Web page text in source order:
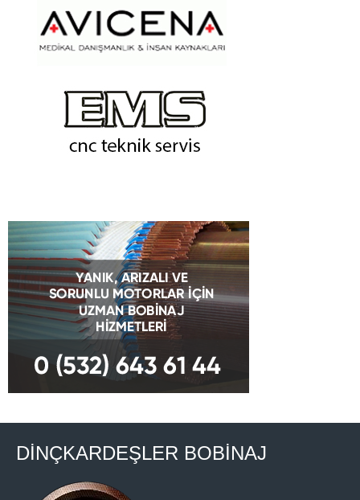
DİNÇKARDEŞLER BOBİNAJ